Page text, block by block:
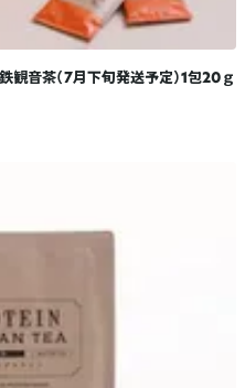
観音茶（7月下旬発送予定）1包20ｇ